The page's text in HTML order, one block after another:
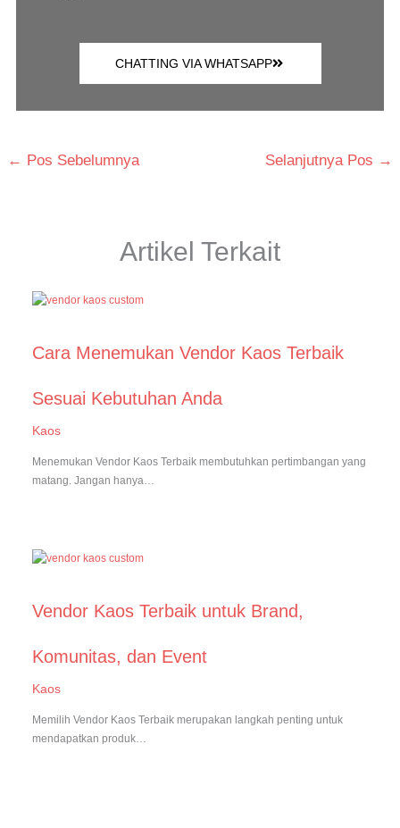
CHATTING VIA WHATSAPP
← Pos Sebelumnya Selanjutnya Pos →
Artikel Terkait
Cara Menemukan Vendor Kaos Terbaik
Sesuai Kebutuhan Anda
Kaos
Menemukan Vendor Kaos Terbaik membutuhkan pertimbangan yang
matang. Jangan hanya…
Vendor Kaos Terbaik untuk Brand,
Komunitas, dan Event
Kaos
Memilih Vendor Kaos Terbaik merupakan langkah penting untuk
mendapatkan produk…